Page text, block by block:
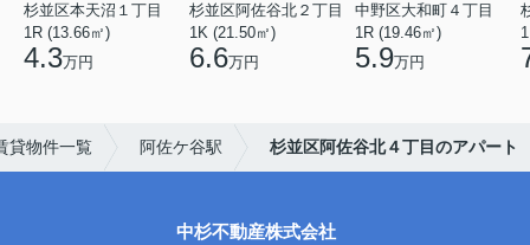
杉並区本天沼１丁目
1R (13.66㎡)
4.3万円
杉並区阿佐谷北２丁目
1K (21.50㎡)
6.6万円
中野区大和町４丁目
1R (19.46㎡)
5.9万円
貸物件一覧 阿佐ケ谷駅 杉並区阿佐谷北４丁目のアパート
中杉不動産株式会社